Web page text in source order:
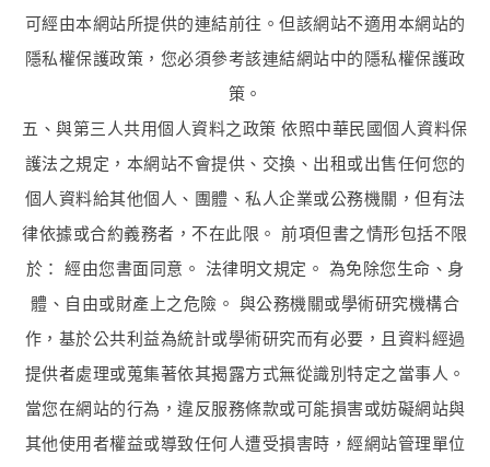
可經由本網站所提供的連結前往。但該網站不適用本網站的
隱私權保護政策，您必須參考該連結網站中的隱私權保護政
策。
五、與第三人共用個人資料之政策 依照中華民國個人資料保
護法之規定，本網站不會提供、交換、出租或出售任何您的
個人資料給其他個人、團體、私人企業或公務機關，但有法
律依據或合約義務者，不在此限。 前項但書之情形包括不限
於： 經由您書面同意。 法律明文規定。 為免除您生命、身
體、自由或財產上之危險。 與公務機關或學術研究機構合
作，基於公共利益為統計或學術研究而有必要，且資料經過
提供者處理或蒐集著依其揭露方式無從識別特定之當事人。
當您在網站的行為，違反服務條款或可能損害或妨礙網站與
其他使用者權益或導致任何人遭受損害時，經網站管理單位